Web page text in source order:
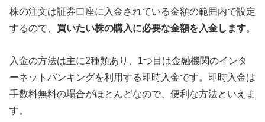
株の注文は証券口座に入金されている金額の範囲内で設定
するので、 買いたい株の購入に必要な金額を入金します。
入金の方法は主に2種類あり、1つ目は金融機関のインタ
ーネットバンキングを利用する即時入金です。即時入金は
手数料無料の場合がほとんどなので、便利な方法といえま
す。